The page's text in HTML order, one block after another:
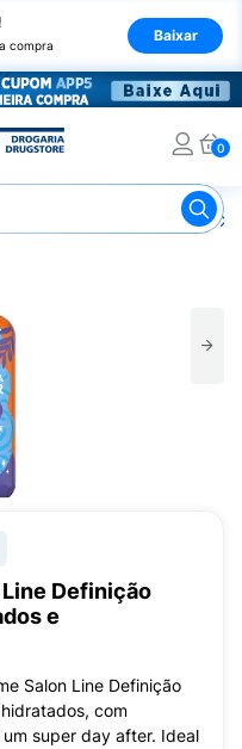
compra
Baixar
0
Creme para Pentear
Definição
e
Salon Line Definição
com
super day after. Ideal